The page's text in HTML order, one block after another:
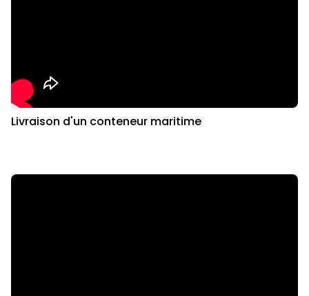
Livraison d'un conteneur maritime